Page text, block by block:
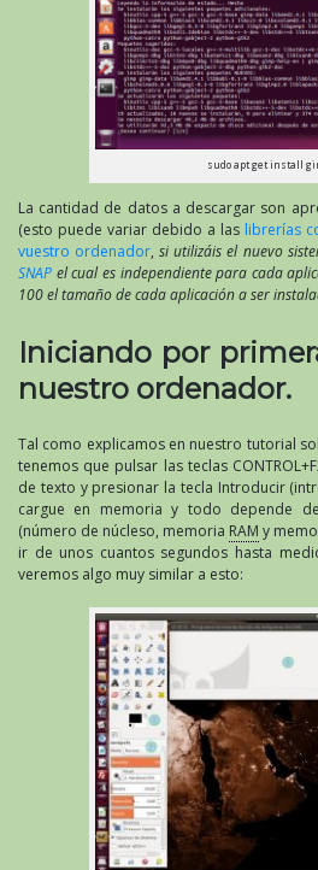
sudo apt get install
La cantidad de datos a descargar son
(esto puede variar debido a las librerías
vuestro ordenador,si utilizáis el nuevo
SNAP el cual es independiente para cada
100 el tamaño de cada aplicación a ser
Iniciando por
nuestro ordenador.
Tal como explicamos en nuestro tutorial
tenemos que pulsar las teclas
de texto y presionar la tecla Introducir
cargue en memoria y todo depende
(número de núcleso, memoria RAM y
ir de unos cuantos segundos hasta
veremos algo muy similar a esto: